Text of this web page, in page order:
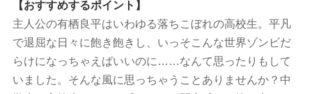
【おすすめするポイント】
主人公の有栖良平はいわゆる落ちこぼれの高校生。平凡
で退屈な日々に飽き飽きし、いっそこんな世界ゾンビだ
らけになっちゃえばいいのに……なんて思ったりもして
いました。そんな風に思っちゃうことありませんか？中